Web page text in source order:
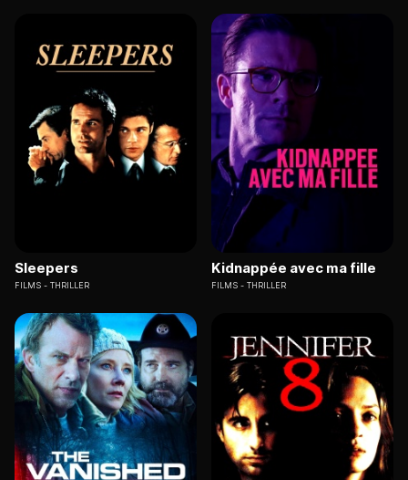
Sleepers
FILMS THRILLER
Kidnappée avec ma fille
FILMS THRILLER